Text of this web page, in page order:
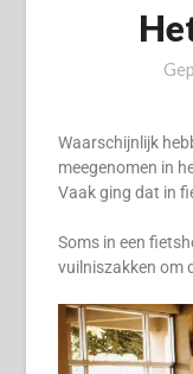
Waarschijnlijk
meegenomen in
Vaak ging dat in
Soms in een
vuilniszakken om